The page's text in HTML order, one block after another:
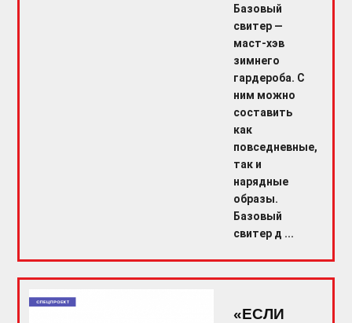
Базовый
свитер —
маст-хэв
зимнего
гардероба. С
ним можно
составить
как
повседневные,
так и
нарядные
образы.
Базовый
свитер д ...
«ЕСЛИ